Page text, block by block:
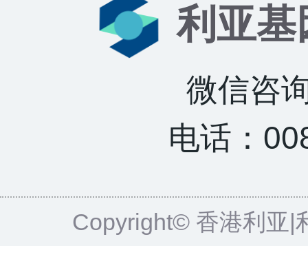
利亚基
微信咨
电话：
Copyright© 香港利亚|